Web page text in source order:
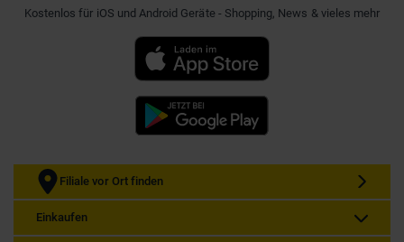
Kostenlos für iOS und Android Geräte - Shopping, News & vieles mehr
Filiale vor Ort finden
Einkaufen